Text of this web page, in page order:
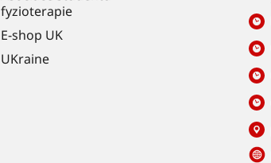
fyzioterapie
E-shop UK
UKraine